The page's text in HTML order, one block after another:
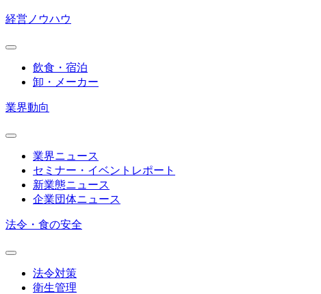
経営ノウハウ
飲食・宿泊
卸・メーカー
業界動向
業界ニュース
セミナー・イベントレポート
新業態ニュース
企業団体ニュース
法令・食の安全
法令対策
衛生管理